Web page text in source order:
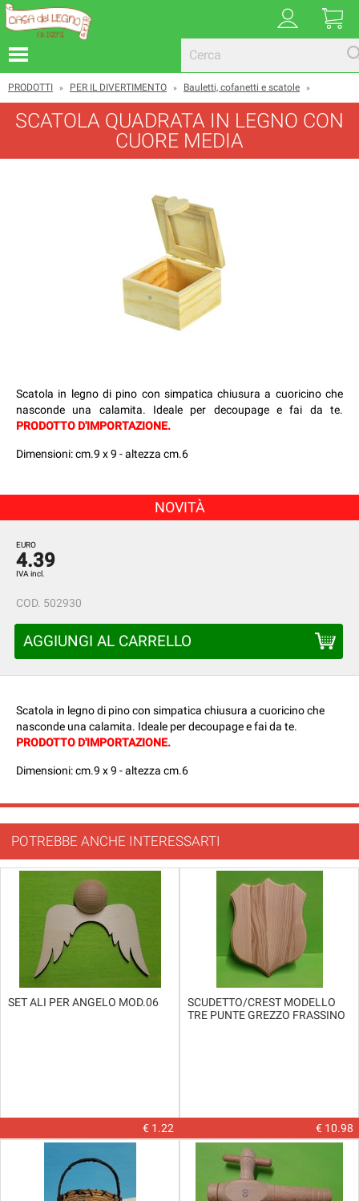
PRODOTTI » PER IL DIVERTIMENTO » Bauletti, cofanetti e scatole »
SCATOLA QUADRATA IN LEGNO CON
CUORE MEDIA
Scatola in legno di pino con simpatica chiusura a cuoricino che
nasconde una calamita. Ideale per decoupage e fai da te.
PRODOTTO D'IMPORTAZIONE.
Dimensioni: cm.9 x 9 - altezza cm.6
NOVITÀ
EURO
4.39
IVA incl.
COD. 502930
AGGIUNGI AL CARRELLO
Scatola in legno di pino con simpatica chiusura a cuoricino che
nasconde una calamita. Ideale per decoupage e fai da te.
PRODOTTO D'IMPORTAZIONE.
Dimensioni: cm.9 x 9 - altezza cm.6
POTREBBE ANCHE INTERESSARTI
SET ALI PER ANGELO MOD.06
€ 1.22
SCUDETTO/CREST MODELLO
TRE PUNTE GREZZO FRASSINO
€ 10.98